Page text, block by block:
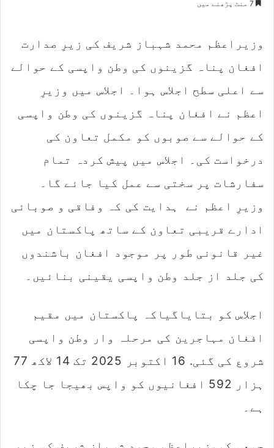
e
i
وزیراعظم محمد شہباز شریف کی زیرِ صدارت
افغان پناہ گزینوں کی وطن واپسی کے حوالے
سے اعلی سطح اجلاس ہوا۔ اجلاس میں وزیرِ
اعظم نے افغان پناہ گزینوں کی وطن واپسی
کے حوالے سے صوبوں کو مکمل تعاون کی
درخواست کی۔ اجلاس میں پیش کردہ تمام
سفارشات پر سختی سے عمل کیا جائے گا۔
وزیرِ اعظم نے ہدایت کی کہ وفاقی و صوبائی
ادارے قریبی تعاون کے ساتھ پاکستان میں
غیر قانونی طور پر موجود افغان باشندوں
کی جلد از جلد وطن واپسی یقینی بنائیں۔
اجلاس کو بتایاگیاکہ پاکستان میں مقیم
افغان مہاجرین کی مرحلہ وار وطن واپسی
شروع کی گئی. 16 اکتوبر 2025 تک 14 لاکھ 77
ہزار 592 افغانیوں کو واپس بھیجا جا چکا
ہے۔